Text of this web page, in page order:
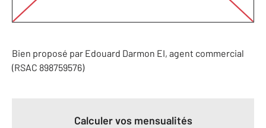
Bien proposé par Edouard Darmon EI, agent commercial
(RSAC 898759576)
Calculer vos mensualités